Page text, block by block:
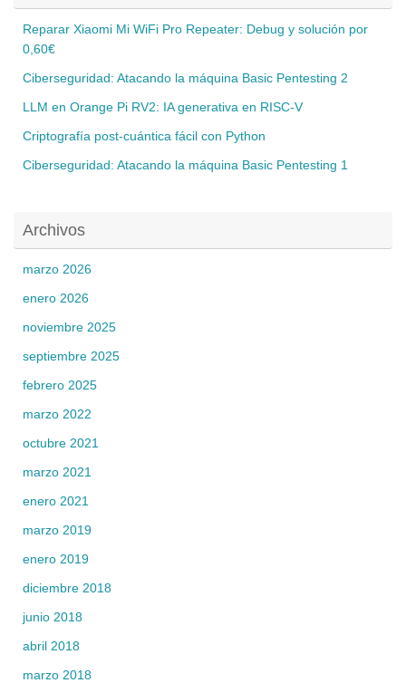
Reparar Xiaomi Mi WiFi Pro Repeater: Debug y solución por
0,60€
Ciberseguridad: Atacando la máquina Basic Pentesting 2
LLM en Orange Pi RV2: IA generativa en RISC-V
Criptografía post-cuántica fácil con Python
Ciberseguridad: Atacando la máquina Basic Pentesting 1
Archivos
marzo 2026
enero 2026
noviembre 2025
septiembre 2025
febrero 2025
marzo 2022
octubre 2021
marzo 2021
enero 2021
marzo 2019
enero 2019
diciembre 2018
junio 2018
abril 2018
marzo 2018